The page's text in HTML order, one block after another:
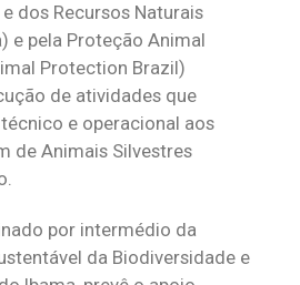
dos Recursos Naturais
e pela Proteção Animal
Protection Brazil)
de atividades que
e operacional aos
de Animais Silvestres
por intermédio da
da Biodiversidade e